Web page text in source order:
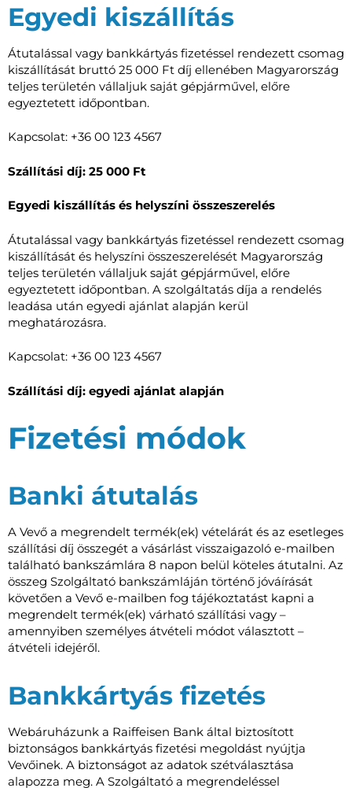
Egyedi kiszállítás
Átutalással vagy bankkártyás fizetéssel rendezett csomag
kiszállítását bruttó 25 000 Ft díj ellenében Magyarország
teljes területén vállaljuk saját gépjárművel, előre
egyeztetett időpontban.
Kapcsolat: +36 00 123 4567
Szállítási díj: 25 000 Ft
Egyedi kiszállítás és helyszíni összeszerelés
Átutalással vagy bankkártyás fizetéssel rendezett csomag
kiszállítását és helyszíni összeszerelését Magyarország
teljes területén vállaljuk saját gépjárművel, előre
egyeztetett időpontban. A szolgáltatás díja a rendelés
leadása után egyedi ajánlat alapján kerül
meghatározásra.
Kapcsolat: +36 00 123 4567
Szállítási díj: egyedi ajánlat alapján
Fizetési módok
Banki átutalás
A Vevő a megrendelt termék(ek) vételárát és az esetleges
szállítási díj összegét a vásárlást visszaigazoló e-mailben
található bankszámlára 8 napon belül köteles átutalni. Az
összeg Szolgáltató bankszámláján történő jóváírását
követően a Vevő e-mailben fog tájékoztatást kapni a
megrendelt termék(ek) várható szállítási vagy –
amennyiben személyes átvételi módot választott –
átvételi idejéről.
Bankkártyás fizetés
Webáruházunk a Raiffeisen Bank által biztosított
biztonságos bankkártyás fizetési megoldást nyújtja
Vevőinek. A biztonságot az adatok szétválasztása
alapozza meg. A Szolgáltató a megrendeléssel